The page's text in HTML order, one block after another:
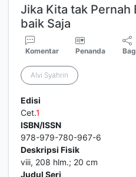
Jika Kita tak Pernah
baik Saja
Komentar Penanda
Alvi Syahrin
Edisi
Cet.1
ISBN/ISSN
978-979-780-967-6
Deskripsi Fisik
viii, 208 hlm.; 20 cm
Judul Seri